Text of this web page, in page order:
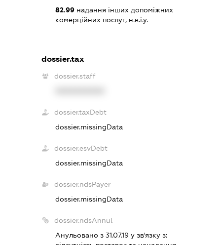
82.99надання інших допоміжних
комерційних послуг, н.в.і.у.
dossier.tax
dossier.staff
dossier.taxDebt
dossier.missingData
dossier.esvDebt
dossier.missingData
dossier.ndsPayer
dossier.missingData
dossier.ndsAnnul
Анульовано з 31.07.19 у зв'язку з: